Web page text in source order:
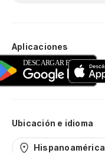
Aplicaciones
Ubicación e idioma
Hispanoamérica